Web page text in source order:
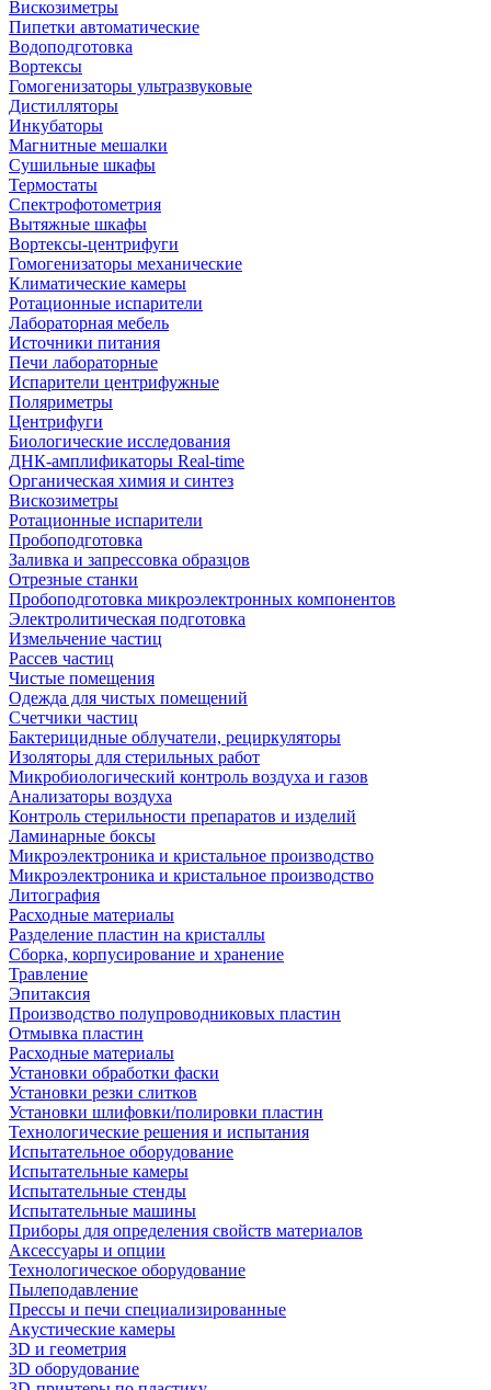
Вискозиметры
Пипетки автоматические
Водоподготовка
Вортексы
Гомогенизаторы ультразвуковые
Дистилляторы
Инкубаторы
Магнитные мешалки
Сушильные шкафы
Термостаты
Спектрофотометрия
Вытяжные шкафы
Вортексы-центрифуги
Гомогенизаторы механические
Климатические камеры
Ротационные испарители
Лабораторная мебель
Источники питания
Печи лабораторные
Испарители центрифужные
Поляриметры
Центрифуги
Биологические исследования
ДНК-амплификаторы Real-time
Органическая химия и синтез
Вискозиметры
Ротационные испарители
Пробоподготовка
Заливка и запрессовка образцов
Отрезные станки
Пробоподготовка микроэлектронных компонентов
Электролитическая подготовка
Измельчение частиц
Рассев частиц
Чистые помещения
Одежда для чистых помещений
Счетчики частиц
Бактерицидные облучатели, рециркуляторы
Изоляторы для стерильных работ
Микробиологический контроль воздуха и газов
Анализаторы воздуха
Контроль стерильности препаратов и изделий
Ламинарные боксы
Микроэлектроника и кристальное производство
Микроэлектроника и кристальное производство
Литография
Расходные материалы
Разделение пластин на кристаллы
Сборка, корпусирование и хранение
Травление
Эпитаксия
Производство полупроводниковых пластин
Отмывка пластин
Расходные материалы
Установки обработки фаски
Установки резки слитков
Установки шлифовки/полировки пластин
Технологические решения и испытания
Испытательное оборудование
Испытательные камеры
Испытательные стенды
Испытательные машины
Приборы для определения свойств материалов
Аксессуары и опции
Технологическое оборудование
Пылеподавление
Прессы и печи специализированные
Акустические камеры
3D и геометрия
3D оборудование